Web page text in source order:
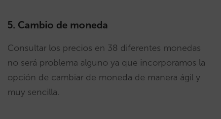
5. Cambio de moneda
Consultar los precios en 38 diferentes monedas
no será problema alguno ya que incorporamos la
opción de cambiar de moneda de manera ágil y
muy sencilla.